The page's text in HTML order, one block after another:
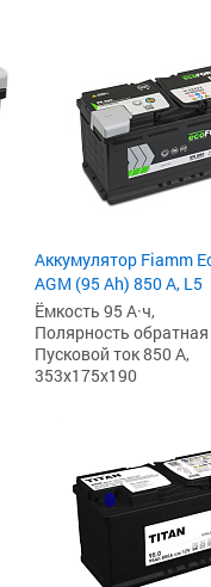
Аккумулятор Fiamm
AGM (95 Ah) 850 A, L5
Ёмкость 95 А·ч,
Полярность обратная
Пусковой ток 850 А,
353x175x190